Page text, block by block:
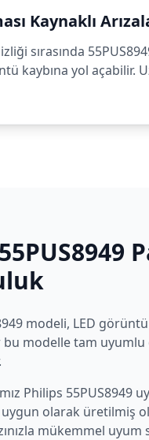
Kaynaklı
sırasında
kaybına yol açabilir.
55PUS8949
modeli, LED görüntü
modelle tam uyumlu
Philips 55PUS8949
olarak üretilmiş
mükemmel uyum